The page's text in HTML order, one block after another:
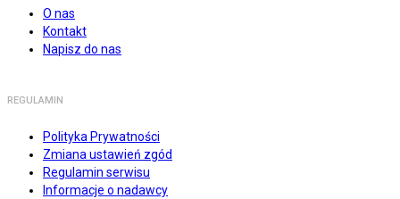
O nas
Kontakt
Napisz do nas
REGULAMIN
Polityka Prywatności
Zmiana ustawień zgód
Regulamin serwisu
Informacje o nadawcy